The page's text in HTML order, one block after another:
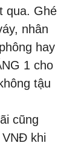
qua. Ghé
nhân
hay
1 cho
tậu
cũng
khi